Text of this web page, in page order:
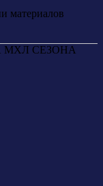
материалов
МХЛ СЕЗОНА